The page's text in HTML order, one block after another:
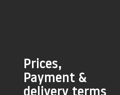
Prices,
Payment &